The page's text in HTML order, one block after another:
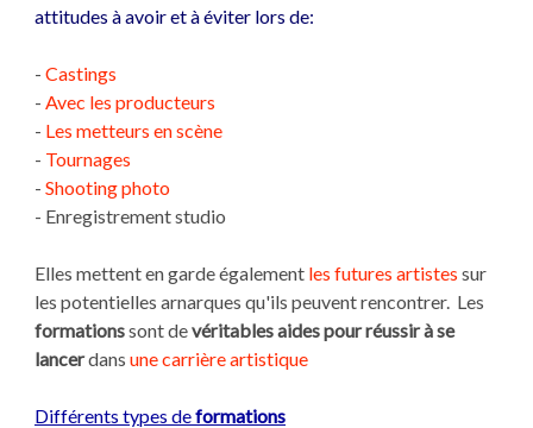
attitudes à avoir et à éviter lors de:
- Castings
- Avec les producteurs
- Les metteurs en scène
- Tournages
- Shooting photo
- Enregistrement studio
Elles mettent en garde également les futures artistes sur
les potentielles arnarques qu'ils peuvent rencontrer. Les
formationssont devéritables aides pour réussir à se
lancerdans une carrière artistique
Différents types deformations